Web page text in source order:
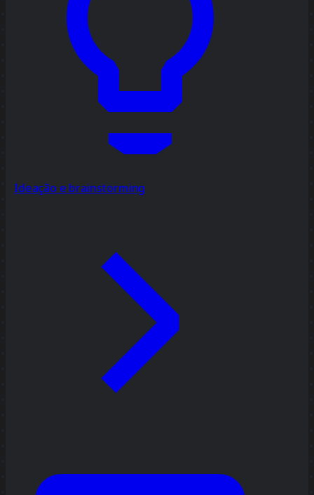
Ideação e brainstorming